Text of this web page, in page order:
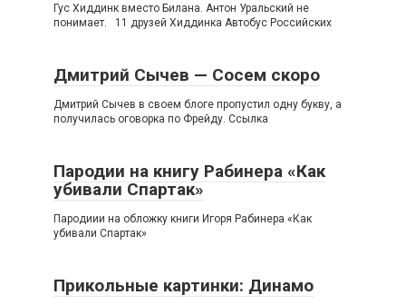
Гус Хиддинк вместо Билана. Антон Уральский не
понимает. 11 друзей Хиддинка Автобус Российских
Дмитрий Сычев — Сосем скоро
Дмитрий Сычев в своем блоге пропустил одну букву, а
получилась оговорка по Фрейду. Ссылка
Пародии на книгу Рабинера «Как
убивали Спартак»
Пародиии на обложку книги Игоря Рабинера «Как
убивали Спартак»
Прикольные картинки: Динамо